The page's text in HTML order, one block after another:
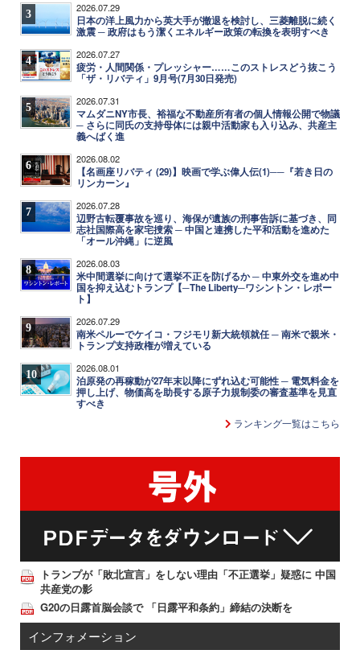
3 2026.07.29
日本の洋上風力から英大手が撤退を検討し、三菱離脱に続く
激震 ─ 政府はもう潔くエネルギー政策の転換を表明すべき
4 2026.07.27
疲労・人間関係・プレッシャー……このストレスどう抜こう
「ザ・リバティ」9月号(7月30日発売)
5 2026.07.31
マムダニNY市長、裕福な不動産所有者の個人情報公開で物議
─ さらに同氏の支持母体には親中活動家も入り込み、共産主
義へばく進
6 2026.08.02
【名画座リバティ (29)】映画で学ぶ偉人伝(1)──『若き日の
リンカーン』
7 2026.07.28
辺野古転覆事故を巡り、海保が遺族の刑事告訴に基づき、同
志社国際高を家宅捜索 ─ 中国と連携した平和活動を進めた
「オール沖縄」に逆風
8 2026.08.03
米中間選挙に向けて選挙不正を防げるか ─ 中東外交を進め中
国を抑え込むトランプ【─The Liberty─ワシントン・レポー
ト】
9 2026.07.29
南米ペルーでケイコ・フジモリ新大統領就任 ─ 南米で親米・
トランプ支持政権が増えている
10 2026.08.01
泊原発の再稼動が27年末以降にずれ込む可能性 ─ 電気料金を
押し上げ、物価高を助長する原子力規制委の審査基準を見直
すべき
ランキング一覧はこちら
トランプが「敗北宣言」をしない理由「不正選挙」疑惑に 中国
共産党の影
G20の日露首脳会談で 「日露平和条約」締結の決断を
インフォメーション